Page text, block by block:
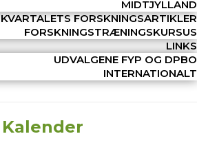
MIDTJYLLAND
KVARTALETS FORSKNINGSARTIKLER
FORSKNINGSTRÆNINGSKURSUS
LINKS
UDVALGENE FYP OG DPBO
INTERNATIONALT
Kalender